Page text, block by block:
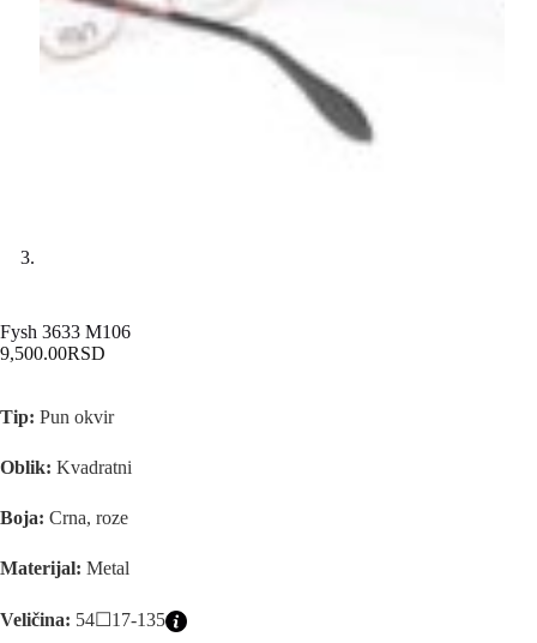
Fysh 3633 M106
9,500.00RSD
Tip: Pun okvir
Oblik: Kvadratni
Boja: Crna, roze
Materijal: Metal
Veličina: 54☐17-135